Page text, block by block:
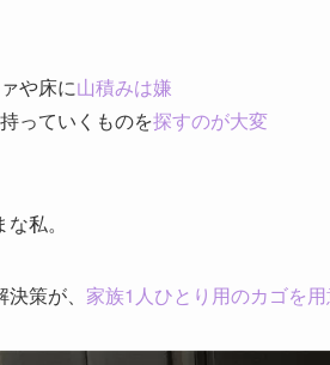
や床に山積みは嫌
っていくものを探すのが大変
私。
策が、 家族1人ひとり用のカゴを